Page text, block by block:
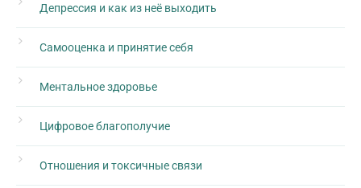
Депрессия и как из неё выходить
Самооценка и принятие себя
Ментальное здоровье
Цифровое благополучие
Отношения и токсичные связи